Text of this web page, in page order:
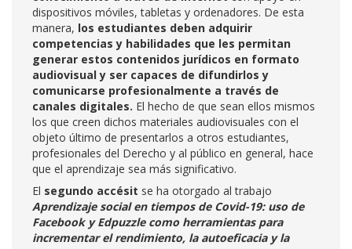
dispositivos móviles, tabletas y ordenadores. De esta
manera, los estudiantes deben adquirir
competencias y habilidades que les permitan
generar estos contenidos jurídicos en formato
audiovisual y ser capaces de difundirlos y
comunicarse profesionalmente a través de
canales digitales. El hecho de que sean ellos mismos
los que creen dichos materiales audiovisuales con el
objeto último de presentarlos a otros estudiantes,
profesionales del Derecho y al público en general, hace
que el aprendizaje sea más significativo.
El segundo accésit se ha otorgado al trabajo
Aprendizaje social en tiempos de Covid-19: uso de
Facebook y Edpuzzle como herramientas para
incrementar el rendimiento, la autoeficacia y la